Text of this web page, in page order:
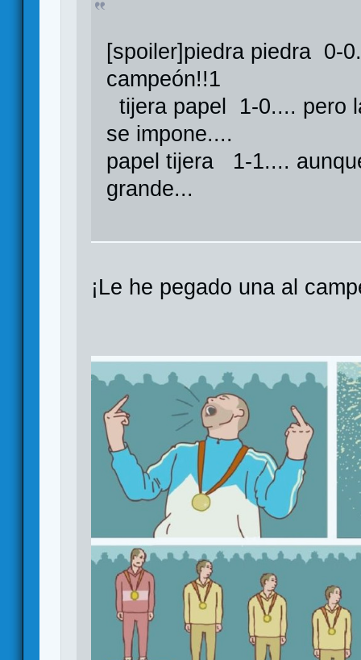
[spoiler]piedra piedra 0-
campeón!!1
tijera papel 1-0.... pero
se impone....
papel tijera 1-1....
grande...
¡Le he pegado una al